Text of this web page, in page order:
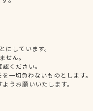
しています。
せん。
ください。
一切負わないものとします。
うお願いいたします。